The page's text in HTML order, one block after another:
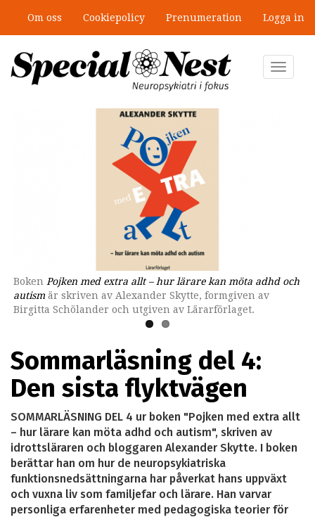
huvudinnehåll
Om oss Cookiepolicy Prenumeration Logga in
Toggle
Boken Pojken med extra allt – hur lärare kan möta adhd och
autism är skriven av Alexander Skytte, formgiven av
Birgitta Schölander och utgiven av Lärarförlaget.
Boken Pojken med extra allt – hur lärare kan möta adhd och
autism är skriven av Alexander Skytte, formgiven av
Birgitta Schölander och utgiven av Lärarförlaget.
Sommarläsning del 4:
Den sista flyktvägen
SOMMARLÄSNING DEL 4 ur boken "Pojken med extra allt
– hur lärare kan möta adhd och autism", skriven av
idrottsläraren och bloggaren Alexander Skytte. I boken
berättar han om hur de neuropsykiatriska
funktionsnedsättningarna har påverkat hans uppväxt
och vuxna liv som familjefar och lärare. Han varvar
personliga erfarenheter med pedagogiska teorier för
Ny antologi om fördelar och
fallgropar med särskilda
undervisningsgrupper